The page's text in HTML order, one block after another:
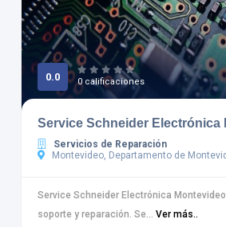
0.0 0 calificaciones
Service Schneider Electrónica
Servicios de Reparación
Montevideo, Departamento de
Service Schneider Electrónica
soporte y reparación. Se... Ver más..